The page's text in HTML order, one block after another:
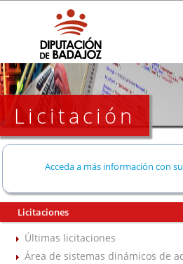
Licitación
Acceda a más información con
Licitaciones
Últimas licitaciones
Área de sistemas dinámicos de